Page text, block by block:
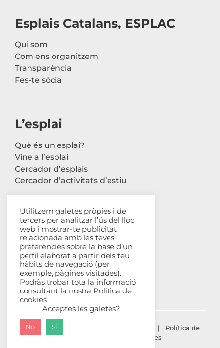
Esplais Catalans, ESPLAC
Qui som
Com ens organitzem
Transparència
Fes-te sòcia
L’esplai
Què és un esplai?
Vine a l’esplai
Cercador d’esplais
Cercador d’activitats d’estiu
Contacte
Carrer Avinyó, 44 2n
08002 Barcelona
93 302 61 03
esplac@esplac.cat
© ESPLAC Copyright | Política de
privacitat
Política de cookies
Utilitzem galetes pròpies i de
tercers per analitzar l’ús del lloc
web i mostrar-te publicitat
relacionada amb les teves
preferències sobre la base d’un
perfil elaborat a partir dels teu
hàbits de navegació (per
exemple, pàgines visitades).
Podràs trobar tota la informació
consultant la nostra Política de
cookies
Acceptes les galetes?
No Sí